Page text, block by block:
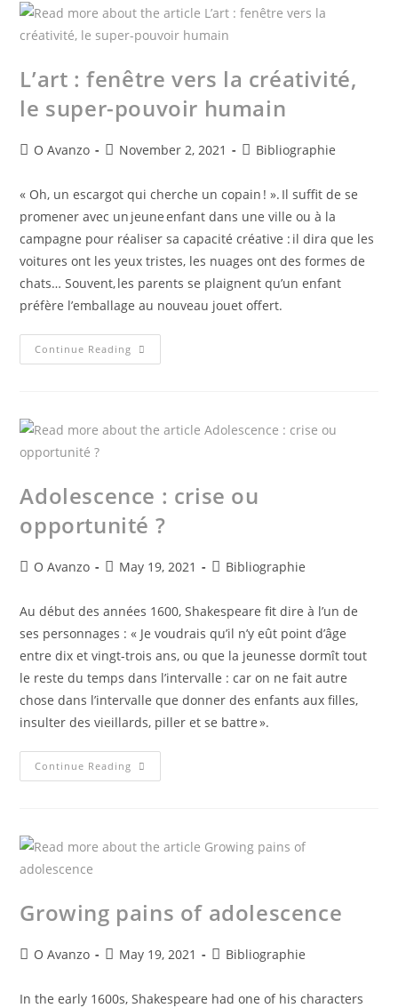
L’art : fenêtre vers la créativité,
le super-pouvoir humain
O Avanzo November 2, 2021 Bibliographie
« Oh, un escargot qui cherche un copain ! ». Il suffit de se
promener avec un jeune enfant dans une ville ou à la
campagne pour réaliser sa capacité créative : il dira que les
voitures ont les yeux tristes, les nuages ont des formes de
chats… Souvent, les parents se plaignent qu’un enfant
préfère l’emballage au nouveau jouet offert.
Continue Reading
Adolescence : crise ou
opportunité ?
O Avanzo May 19, 2021 Bibliographie
Au début des années 1600, Shakespeare fit dire à l’un de
ses personnages : « Je voudrais qu’il n’y eût point d’âge
entre dix et vingt-trois ans, ou que la jeunesse dormît tout
le reste du temps dans l’intervalle : car on ne fait autre
chose dans l’intervalle que donner des enfants aux filles,
insulter des vieillards, piller et se battre ».
Continue Reading
Growing pains of adolescence
O Avanzo May 19, 2021 Bibliographie
In the early 1600s, Shakespeare had one of his characters